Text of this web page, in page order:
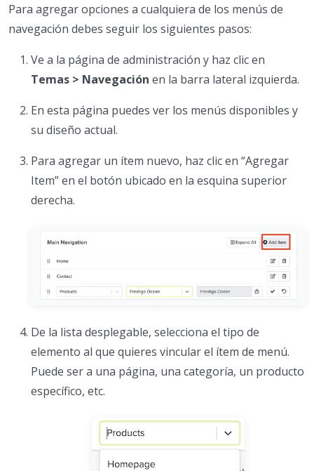
Para agregar opciones a cualquiera de los menús de
navegación debes seguir los siguientes pasos:
Ve a la página de administración y haz clic en
Temas > Navegación en la barra lateral izquierda.
En esta página puedes ver los menús disponibles y
su diseño actual.
Para agregar un ítem nuevo, haz clic en “Agregar
Item” en el botón ubicado en la esquina superior
derecha.
De la lista desplegable, selecciona el tipo de
elemento al que quieres vincular el ítem de menú.
Puede ser a una página, una categoría, un producto
específico, etc.